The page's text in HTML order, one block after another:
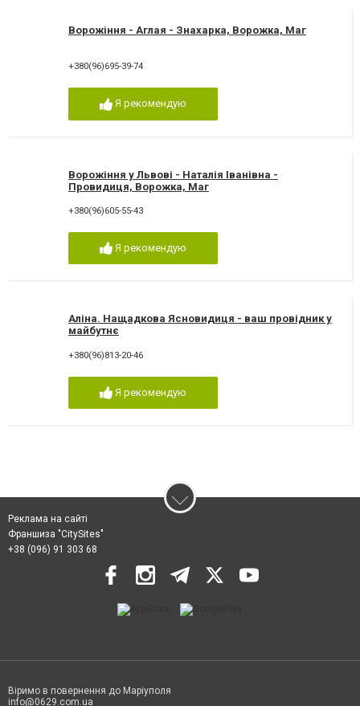
Ворожіння - Аглая - Знахарка, Ворожка, Маг
+380(96)695-39-74
Я рекомендую
Ворожіння у Львові - Наталія Іванівна -
Провидиця, Ворожка, Маг
+380(96)605-55-43
Я рекомендую
Аліна. Нащадкова Ясновидиця - ваш провідник у
майбутнє
+380(96)813-20-46
Я рекомендую
Реклама на сайті
Франшиза "CitySites"
+38 (096) 91 303 68
Віримо в повернення до Маріуполя
info@0629.com.ua